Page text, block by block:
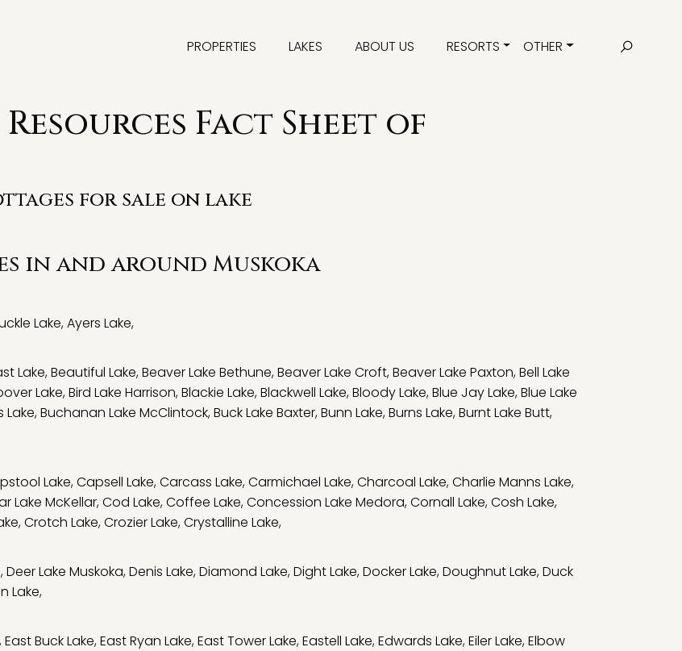
PROPERTIES LAKES ABOUT US RESORTS OTHER
Fact Sheet of
for sale on lake
in and around Muskoka
Lake,Ayers Lake,
Lake,Beautiful Lake,Beaver Lake Bethune,Beaver Lake Croft,Beaver Lake Paxton,Bell Lake
Lake,Bird Lake Harrison,Blackie Lake,Blackwell Lake,Bloody Lake,Blue Jay Lake,Blue Lake
Lake,Buchanan Lake McClintock,Buck Lake Baxter,Bunn Lake,Burns Lake,Burnt Lake Butt,
Lake,Capsell Lake,Carcass Lake,Carmichael Lake,Charcoal Lake,Charlie Manns Lake,
Lake McKellar,Cod Lake,Coffee Lake,Concession Lake Medora,Cornall Lake,Cosh Lake,
,Crotch Lake,Crozier Lake,Crystalline Lake,
,Deer Lake Muskoka,Denis Lake,Diamond Lake,Dight Lake,Docker Lake,Doughnut Lake,Duck
Lake,
,East Buck Lake,East Ryan Lake,East Tower Lake,Eastell Lake,Edwards Lake,Eiler Lake,Elbow